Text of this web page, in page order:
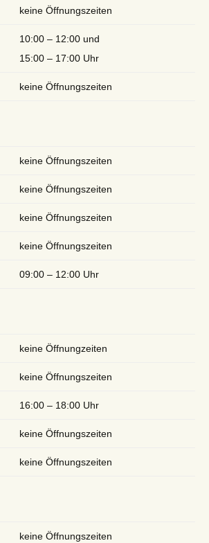
keine Öffnungszeiten
10:00 – 12:00 und
15:00 – 17:00 Uhr
keine Öffnungszeiten
keine Öffnungszeiten
keine Öffnungszeiten
keine Öffnungszeiten
keine Öffnungszeiten
09:00 – 12:00 Uhr
keine Öffnungzeiten
keine Öffnungszeiten
16:00 – 18:00 Uhr
keine Öffnungszeiten
keine Öffnungszeiten
keine Öffnungszeiten